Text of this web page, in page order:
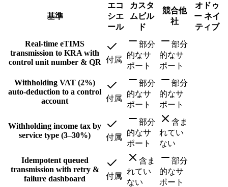
基準
エコ
シエ
ール
カスタ
ムビル
ド
競合他
社
オドゥ
ー ネイ
ティブ
Real-time eTIMS
transmission to KRA with
control unit number & QR 付属
部分
的なサ
ポート
部分
的なサ
ポート
Withholding VAT (2%)
auto-deduction to a control
account
付属
部分
的なサ
ポート
部分
的なサ
ポート
Withholding income tax by
service type (3–30%)
付属
部分
的なサ
ポート
含ま
れてい
ない
Idempotent queued
transmission with retry &
failure dashboard
付属
含ま
れてい
ない
部分
的なサ
ポート